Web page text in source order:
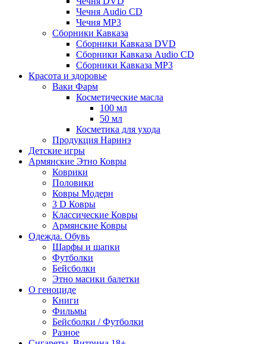
Чечня Audio CD
Чечня MP3
Сборники Кавказа
Сборники Кавказа DVD
Сборники Кавказа Audio CD
Сборники Кавказа MP3
Красота и здоровье
Ваки Фарм
Косметические масла
100 мл
50 мл
Косметика для ухода
Продукция Наринэ
Детские игры
Армянские Этно Ковры
Коврики
Половики
Ковры Модерн
3 D Ковры
Классические Ковры
Армянские Ковры
Одежда. Обувь
Шарфы и шапки
Футболки
Бейсболки
Этно масики балетки
О геноциде
Книги
Фильмы
Бейсболки / Футболки
Разное